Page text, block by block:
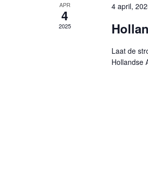
APR
4
2025
4 april,
Laat de
Hollandse